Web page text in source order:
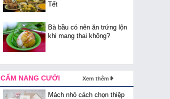
Tết
Bà bầu có nên ăn trứng lộn
khi mang thai không?
CẨM NANG CƯỚI Xem thêm
Mách nhỏ cách chọn thiệp